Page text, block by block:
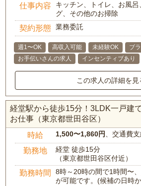
仕事内容
キッチン、トイレ、お風
グ、その他のお掃除
契約形態 業務委託
週1〜OK 高収入可能 未経験OK
ブ
お手伝いさんの求人
インセンティブあり
この求人の詳細を見
経堂駅から徒歩15分！3LDK一戸建
お仕事（東京都世田谷区）
時給 1,500〜1,860円、交通費
勤務地
経堂 徒歩15分
（東京都世田谷区付近）
勤務時間
8時～20時の間で1時間〜
が可能です。(候補の日時